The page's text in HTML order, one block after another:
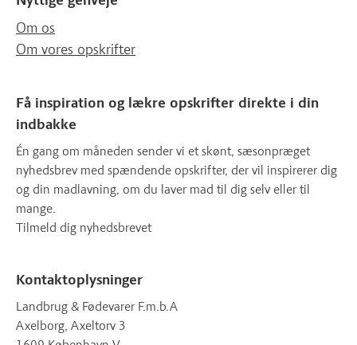
Om os
Om vores opskrifter
Få inspiration og lækre opskrifter direkte i din
indbakke
Én gang om måneden sender vi et skønt, sæsonpræget
nyhedsbrev med spændende opskrifter, der vil inspirerer dig
og din madlavning, om du laver mad til dig selv eller til
mange.
Tilmeld dig nyhedsbrevet
Kontaktoplysninger
Landbrug & Fødevarer F.m.b.A
Axelborg, Axeltorv 3